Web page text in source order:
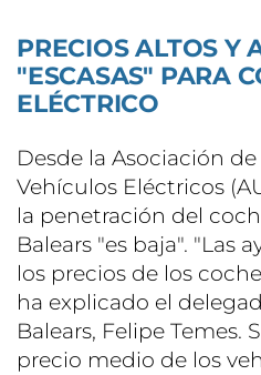
PRECIOS ALTOS Y
"ESCASAS" PARA
ELÉCTRICO
Desde la Asociación
Vehículos Eléctricos
la penetración del
Balears "es baja". "Las
los precios de los
ha explicado el
Balears, Felipe Temes.
precio medio de los